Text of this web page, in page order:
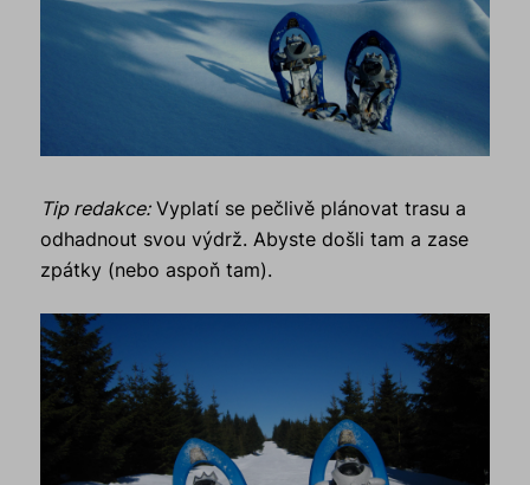
Tip redakce:Vyplatí se pečlivě plánovat trasu a
odhadnout svou výdrž. Abyste došli tam a zase
zpátky (nebo aspoň tam).